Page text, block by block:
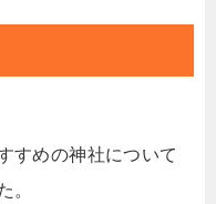
すめの神社について
。